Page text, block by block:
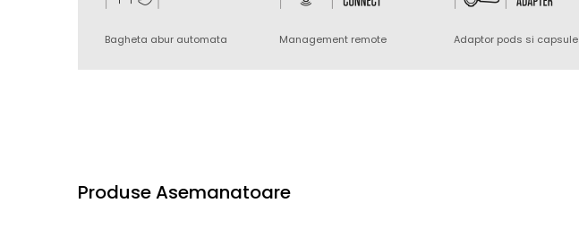
Bagheta abur automata Management remote Adaptor pods si capsule
Produse Asemanatoare